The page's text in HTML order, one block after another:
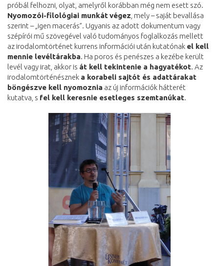
próbál felhozni, olyat, amelyről korábban még nem esett szó.
Nyomozói-filológiai munkátvégez, mely – saját bevallása
szerint – „igen macerás”. Ugyanis az adott dokumentum vagy
szépírói mű szövegével való tudományos foglalkozás mellett
az irodalomtörténet kurrens információi után kutatónak el kell
mennie levéltárakba. Ha poros és penészes a kezébe került
levél vagy irat, akkor is át kell tekintenie a hagyatékot. Az
irodalomtörténésznek a korabeli sajtót és adattárakat
böngészve kell nyomoznia az új információk hátterét
kutatva, s fel kell keresnie esetleges szemtanúkat.